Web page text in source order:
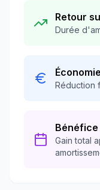
Retour
Durée
Réduction
Bénéfice
Gain total